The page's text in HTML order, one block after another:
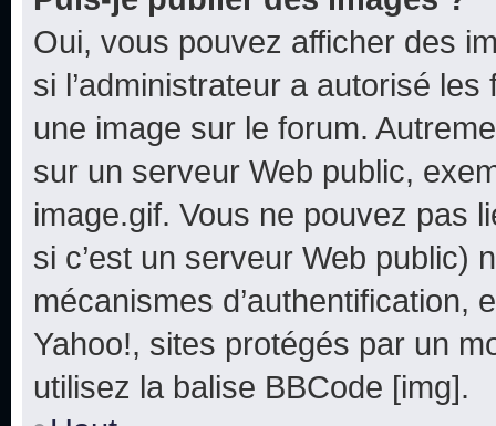
Oui, vous pouvez afficher des
si l’administrateur a autorisé
une image sur le forum.
sur un serveur Web public,
image.gif. Vous ne pouvez pas
si c’est un serveur Web public)
mécanismes d’authentification,
Yahoo!, sites protégés par un
utilisez la balise BBCode [img].